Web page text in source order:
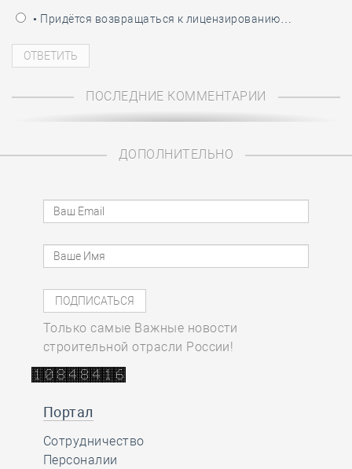
• Придётся возвращаться к лицензированию…
ПОСЛЕДНИЕ КОММЕНТАРИИ
ДОПОЛНИТЕЛЬНО
Только самые Важные новости
строительной отрасли России!
Портал
Сотрудничество
Персоналии